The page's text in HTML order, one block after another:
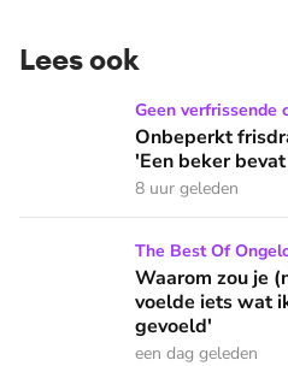
Lees ook
Onbeperkt frisdrank tappen
Geen verfrissende
Onbeperkt
'Een beker
8 uur geleden
Waarom zou je (niet) in God
The Best Of
Waarom zou je
voelde iets wat
gevoeld'
een dag geleden